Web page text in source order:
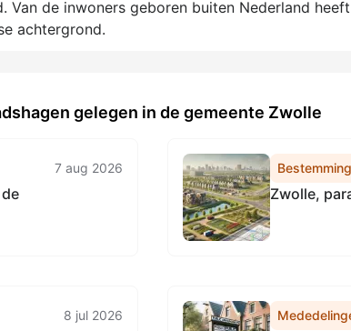
de inwoners geboren buiten Nederland
achtergrond.
gelegen in de gemeente Zwolle
7 aug 2026
Zwolle,
8 jul 2026